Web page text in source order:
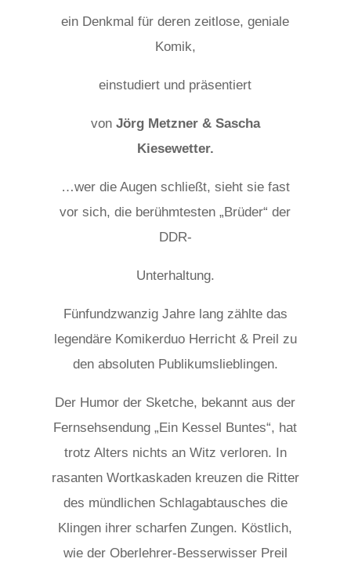
ein Denkmal für deren zeitlose, geniale
Komik,
einstudiert und präsentiert
von Jörg Metzner & Sascha
Kiesewetter.
…wer die Augen schließt, sieht sie fast
vor sich, die berühmtesten „Brüder“ der
DDR-
Unterhaltung.
Fünfundzwanzig Jahre lang zählte das
legendäre Komikerduo Herricht & Preil zu
den absoluten Publikumslieblingen.
Der Humor der Sketche, bekannt aus der
Fernsehsendung „Ein Kessel Buntes“, hat
trotz Alters nichts an Witz verloren. In
rasanten Wortkaskaden kreuzen die Ritter
des mündlichen Schlagabtausches die
Klingen ihrer scharfen Zungen. Köstlich,
wie der Oberlehrer-Besserwisser Preil